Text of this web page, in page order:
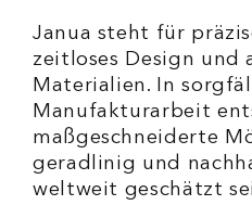
Janua steht für
zeitloses Design und
Materialien. In
Manufakturarbeit
maßgeschneiderte
geradlinig und
weltweit geschätzt